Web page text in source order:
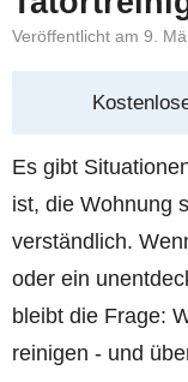
Veröffentlicht am 9.
Es gibt
ist, die Wohnung
verständlich.
oder ein
bleibt die Frage:
reinigen - und